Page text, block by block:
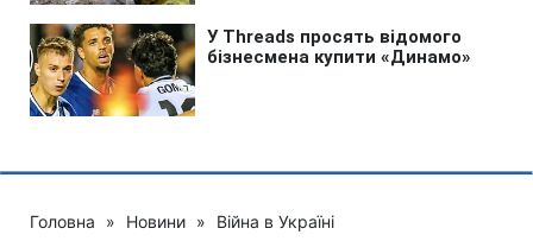
Головна » Новини » Війна в Україні